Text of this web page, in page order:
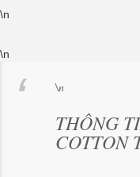
\n
\n
\n
THÔNG
COTTON